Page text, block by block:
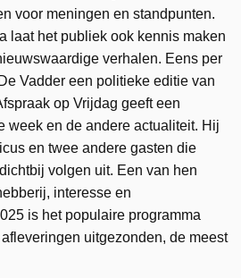
voor meningen en standpunten.
laat het publiek ook kennis maken
verhalen. Eens per
Vadder een politieke editie van
op Vrijdag geeft een
week en de andere actualiteit. Hij
en twee andere gasten die
volgen uit. Een van hen
interesse en
is het populaire programma
uitgezonden, de meest